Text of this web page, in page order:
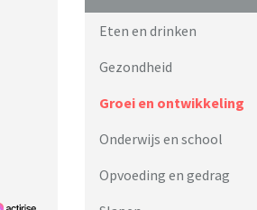
Eten en drinken
Gezondheid
Groei en ontwikkeling
Onderwijs en school
Opvoeding en gedrag